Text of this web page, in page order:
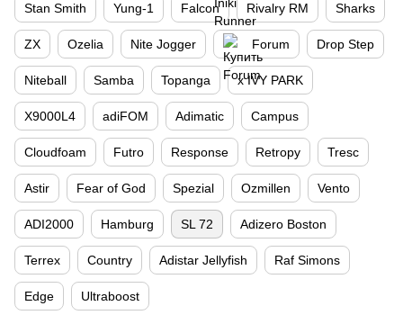
Stan Smith Yung-1 Falcon Rivalry RM Sharks
ZX Ozelia Nite Jogger Forum Drop Step
Niteball Samba Topanga x IVY PARK
X9000L4 adiFOM Adimatic Campus
Cloudfoam Futro Response Retropy Tresc
Astir Fear of God Spezial Ozmillen Vento
ADI2000 Hamburg SL 72 Adizero Boston
Terrex Country Adistar Jellyfish Raf Simons
Edge Ultraboost